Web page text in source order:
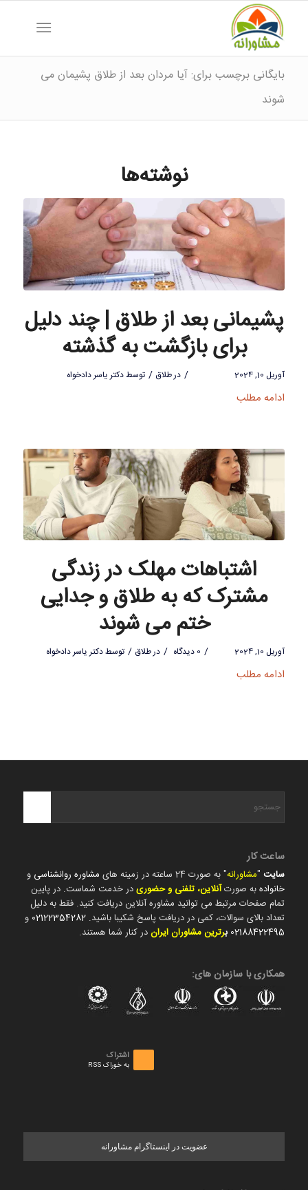
بایگانی برچسب برای: آیا مردان بعد از طلاق پشیمان می
شوند
نوشته‌ها
پشیمانی بعد از طلاق | چند دلیل
برای بازگشت به گذشته
آوریل 10, 2024 / درطلاق / توسطدکتر یاسر دادخواه
ادامه مطلب
اشتباهات مهلک در زندگی
مشترک که به طلاق و جدایی
ختم می شوند
آوریل 10, 2024 / 0 دیدگاه / درطلاق / توسطدکتر یاسر دادخواه
ادامه مطلب
ساعت کار
سایت"مشاورانه" به صورت 24 ساعته در زمینه های مشاوره روانشناسی و
خانوادهبه صورتآنلاین، تلفنی و حضوریدر خدمت شماست. در پایین
تمام صفحات مرتبط می توانید مشاوره آنلاین دریافت کنید. فقط به دلیل
تعداد بالای سوالات، کمی در دریافت پاسخ شکیبا باشید. 02122354282 و
02188422495 برترین مشاوران ایراندر کنار شما هستند.
همکاری با سازمان های:
اشتراک
به خوراک RSS
عضویت در اینستاگرام مشاورانه